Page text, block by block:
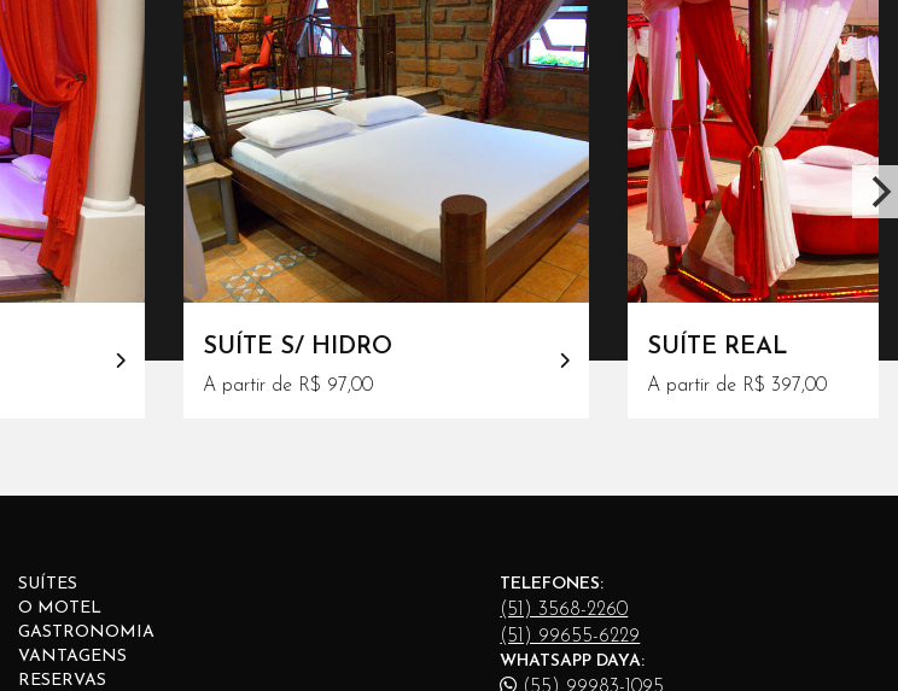
SUÍTE REAL
A partir de R$ 397,00
SUÍTE S/ HIDRO
A partir de R$ 97,00
SUÍTES
O MOTEL
GASTRONOMIA
VANTAGENS
RESERVAS
TELEFONES:
(51) 3568-2260
(51) 99655-6229
WHATSAPP DAYA: